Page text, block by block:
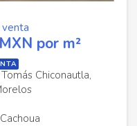
por m²
Chiconautla,